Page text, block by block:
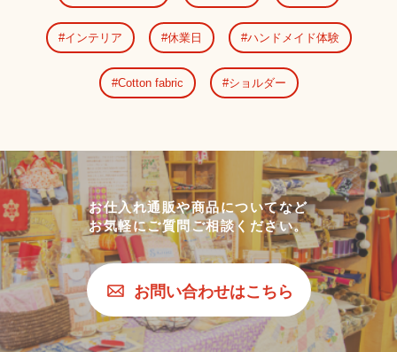
インテリア 休業日 ハンドメイド体験
Cotton fabric ショルダー
お仕入れ通販や商品についてなど
お気軽にご質問ご相談ください。
お問い合わせはこちら